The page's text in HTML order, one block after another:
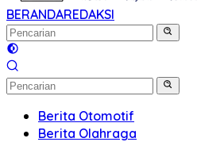
BERANDAREDAKSI
Berita Otomotif
Berita Olahraga